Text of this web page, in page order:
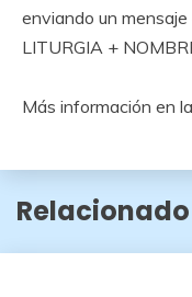
enviando un
LITURGIA +
Más información en
Relacionado